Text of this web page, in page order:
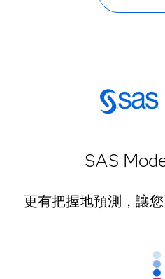
SAS
更有把握地預測，讓